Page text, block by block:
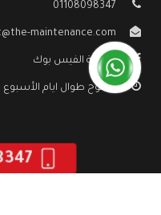
01108098347
maintenance.com
صفحة الفيس بوك
مفتوح طوال ايام الأسبوع